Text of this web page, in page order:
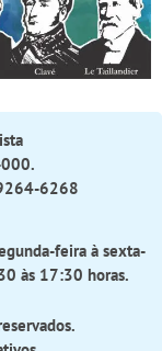
6268
feira à sexta-
às 17:30 horas.